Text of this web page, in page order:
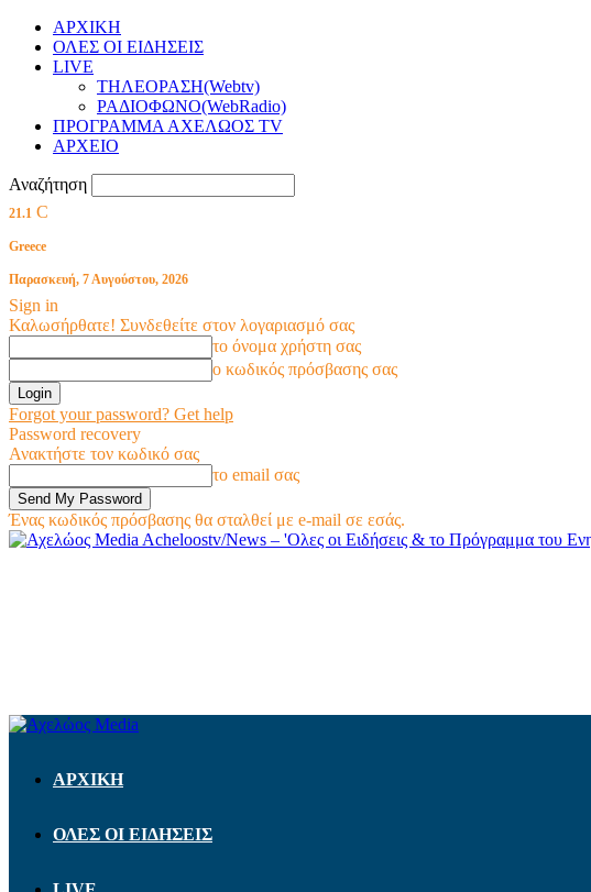
ΑΡΧΙΚΗ
ΟΛΕΣ ΟΙ ΕΙΔΗΣΕΙΣ
LIVE
ΤΗΛΕΟΡΑΣΗ(Webtv)
ΡΑΔΙΟΦΩΝΟ(WebRadio)
ΠΡΟΓΡΑΜΜΑ ΑΧΕΛΩΟΣ TV
ΑΡΧΕΙΟ
Αναζήτηση
21.1 C
Greece
Παρασκευή, 7 Αυγούστου, 2026
Sign in
Καλωσήρθατε! Συνδεθείτε στον λογαριασμό σας
το όνομα χρήστη σας
ο κωδικός πρόσβασης σας
Forgot your password? Get help
Password recovery
Ανακτήστε τον κωδικό σας
το email σας
Ένας κωδικός πρόσβασης θα σταλθεί με e-mail σε εσάς.
Acheloostv/News – 'Ολες οι Ειδήσεις & το Πρόγραμμα του
ΑΡΧΙΚΗ
ΟΛΕΣ ΟΙ ΕΙΔΗΣΕΙΣ